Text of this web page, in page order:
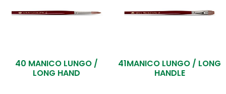
40 MANICO LUNGO /
LONG HAND
41MANICO LUNGO / LONG
HANDLE